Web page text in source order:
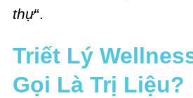
thự“.
Triết Lý
Gọi Là Trị Liệu?